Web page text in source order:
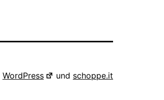
WordPress und schoppe.it